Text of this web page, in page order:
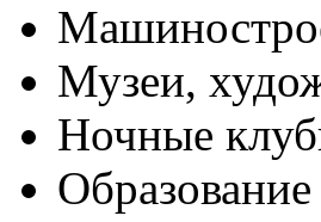
Музеи,
Ночные